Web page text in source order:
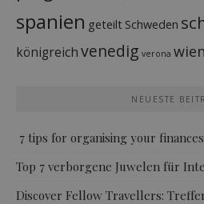
spanien geteilt Schweden
königreichvenedig verona wien
NEUESTE
7 tips for organising your
Top 7 verborgene Juwelen für
Discover Fellow Travellers: